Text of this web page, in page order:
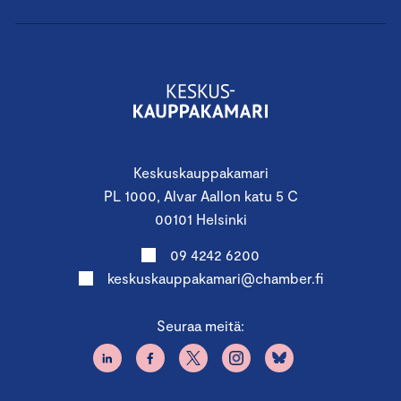
valmentaja, joka on erikoistunut organisaatiokulttuurin
https://www.linkedin.com/in/eaaltolainen
Timo Erämetsä
Timo on yksi Suomen parhaista muutosvalmentajista.
Keskuskauppakamari
PL 1000, Alvar Aallon katu 5 C
00101 Helsinki
09 4242 6200
keskuskauppakamari@chamber.fi
Seuraa meitä: